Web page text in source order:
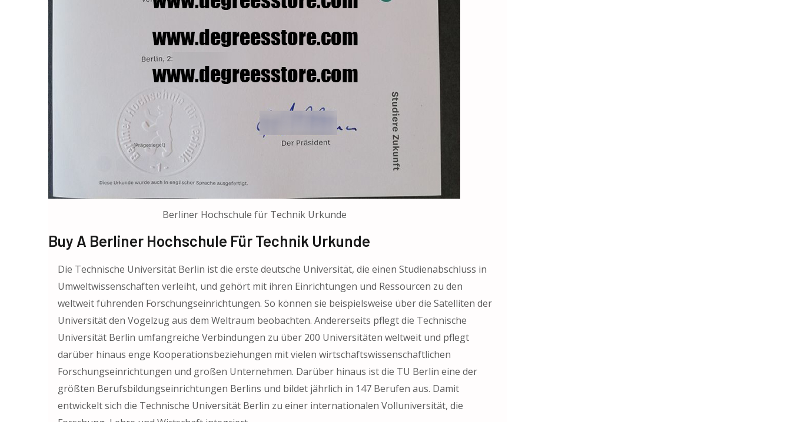
Berliner Hochschule für Technik Urkunde
Buy A Berliner Hochschule Für Technik Urkunde
Die Technische Universität Berlin ist die erste deutsche Universität, die einen Studienabschluss in
Umweltwissenschaften verleiht, und gehört mit ihren Einrichtungen und Ressourcen zu den
weltweit führenden Forschungseinrichtungen. So können sie beispielsweise über die Satelliten der
Universität den Vogelzug aus dem Weltraum beobachten. Andererseits pflegt die Technische
Universität Berlin umfangreiche Verbindungen zu über 200 Universitäten weltweit und pflegt
darüber hinaus enge Kooperationsbeziehungen mit vielen wirtschaftswissenschaftlichen
Forschungseinrichtungen und großen Unternehmen. Darüber hinaus ist die TU Berlin eine der
größten Berufsbildungseinrichtungen Berlins und bildet jährlich in 147 Berufen aus. Damit
entwickelt sich die Technische Universität Berlin zu einer internationalen Volluniversität, die